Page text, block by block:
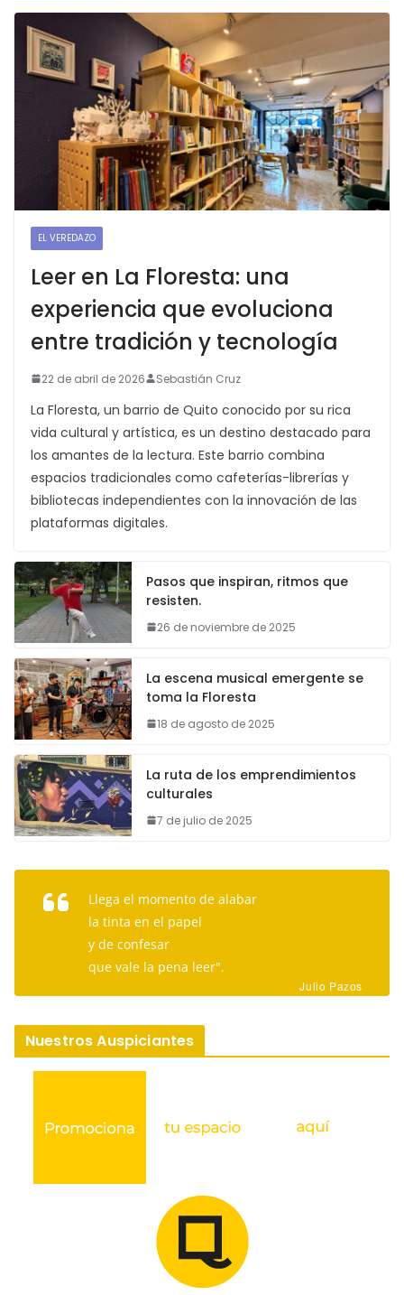
EL VEREDAZO
Leer en La Floresta: una
experiencia que evoluciona
entre tradición y tecnología
22 de abril de 2026 Sebastián Cruz
La Floresta, un barrio de Quito conocido por su rica
vida cultural y artística, es un destino destacado para
los amantes de la lectura. Este barrio combina
espacios tradicionales como cafeterías-librerías y
bibliotecas independientes con la innovación de las
plataformas digitales.
Pasos que inspiran, ritmos que
resisten.
26 de noviembre de 2025
La escena musical emergente se
toma la Floresta
18 de agosto de 2025
La ruta de los emprendimientos
culturales
7 de julio de 2025
Llega el momento de alabar
la tinta en el papel
y de confesar
que vale la pena leer".
Julio Pazos
Nuestros Auspiciantes